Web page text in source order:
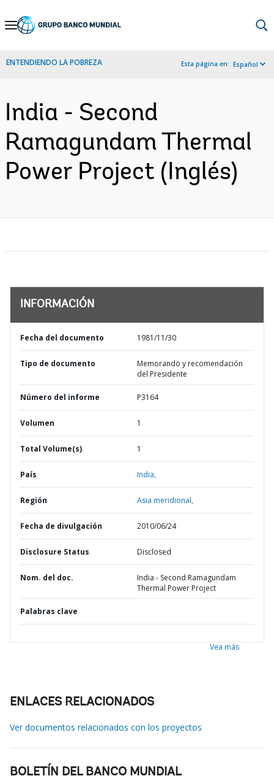
Skip
Navigation
ENTENDIENDO LA POBREZA Esta página en: Español
India - Second
Ramagundam Thermal
Power Project (Inglés)
INFORMACIÓN
Fecha del documento 1981/11/30
Tipo de documento
Memorando y recomendación
del Presidente
Número del informe P3164
Volumen 1
Total Volume(s) 1
País India,
Región Asia meridional,
Fecha de divulgación 2010/06/24
Disclosure Status Disclosed
Nom. del doc.
India - Second Ramagundam
Thermal Power Project
Palabras clave
Vea más
ENLACES RELACIONADOS
Ver documentos relacionados con los proyectos
BOLETÍN DEL BANCO MUNDIAL